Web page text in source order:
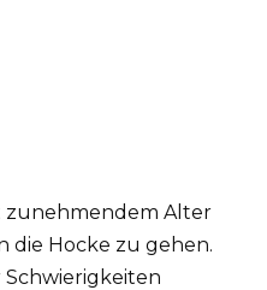
zunehmendem Alter
die Hocke zu gehen.